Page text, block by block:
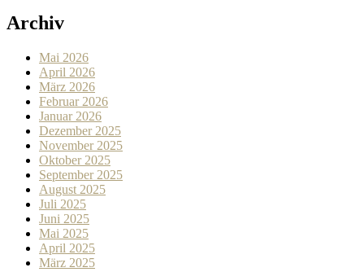
Archiv
Mai 2026
April 2026
März 2026
Februar 2026
Januar 2026
Dezember 2025
November 2025
Oktober 2025
September 2025
August 2025
Juli 2025
Juni 2025
Mai 2025
April 2025
März 2025